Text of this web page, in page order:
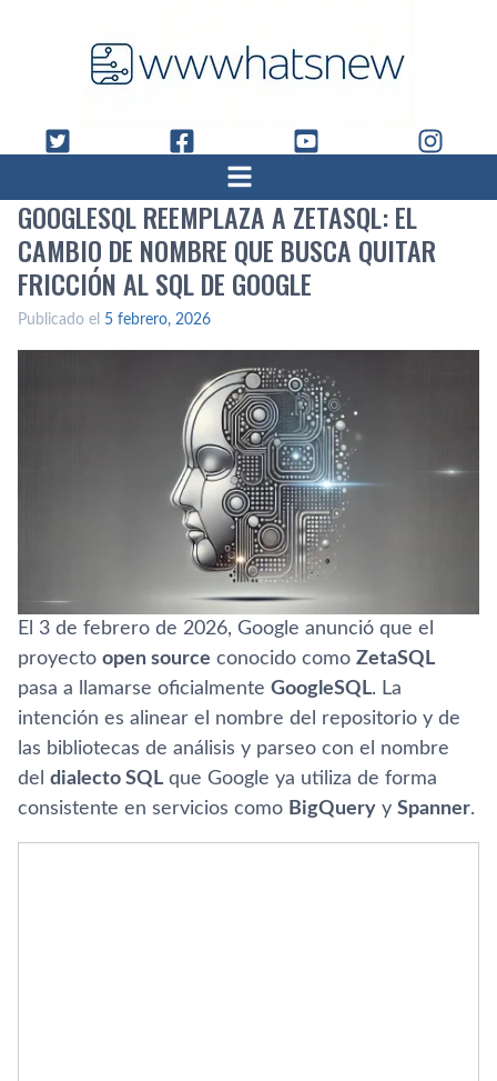
GOOGLESQL REEMPLAZA A ZETASQL: EL
CAMBIO DE NOMBRE QUE BUSCA QUITAR
FRICCIÓN AL SQL DE GOOGLE
Publicado el 5 febrero, 2026
El 3 de febrero de 2026, Google anunció que el
proyecto open source conocido como ZetaSQL
pasa a llamarse oficialmente GoogleSQL. La
intención es alinear el nombre del repositorio y de
las bibliotecas de análisis y parseo con el nombre
del dialecto SQL que Google ya utiliza de forma
consistente en servicios como BigQuery y Spanner.